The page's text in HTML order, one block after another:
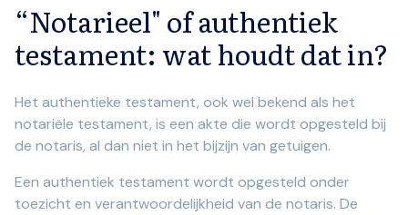
“Notarieel" of authentiek
testament: wat houdt dat in?
Het authentieke testament, ook wel bekend als het
notariële testament, is een akte die wordt opgesteld bij
de notaris, al dan niet in het bijzijn van getuigen.
Een authentiek testament wordt opgesteld onder
toezicht en verantwoordelijkheid van de notaris. De